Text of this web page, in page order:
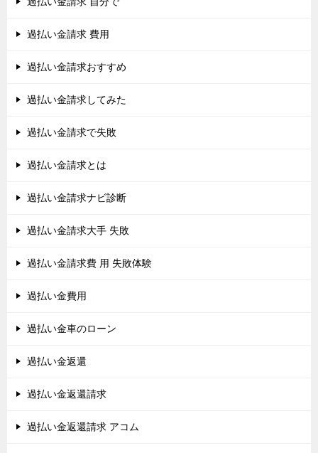
過払い金請求 費用
過払い金請求おすすめ
過払い金請求してみた
過払い金請求で失敗
過払い金請求とは
過払い金請求ナビ診断
過払い金請求大手 失敗
過払い金請求費 用 失敗体験
過払い金費用
過払い金車のローン
過払い金返還
過払い金返還請求
過払い金返還請求 アコム